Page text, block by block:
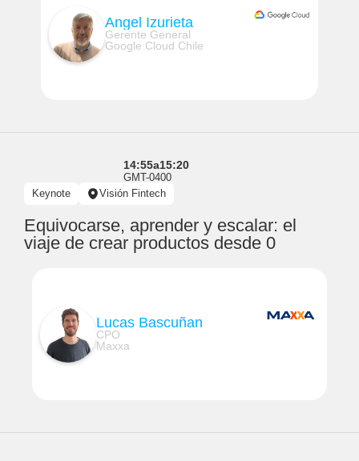
Angel Izurieta
Gerente General
Google Cloud Chile
14:55a15:20
GMT-0400
Keynote
Visión Fintech
Equivocarse, aprender y escalar: el
viaje de crear productos desde 0
Lucas Bascuñan
CPO
Maxxa